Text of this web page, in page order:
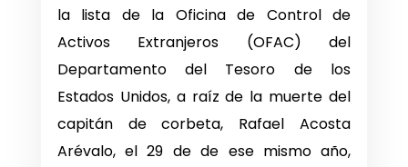
la lista de la Oficina de Control de
Activos Extranjeros (OFAC) del
Departamento del Tesoro de los
Estados Unidos, a raíz de la muerte del
capitán de corbeta, Rafael Acosta
Arévalo, el 29 de de ese mismo año,